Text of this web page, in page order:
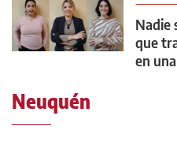
Nadie
que
en
Neuquén